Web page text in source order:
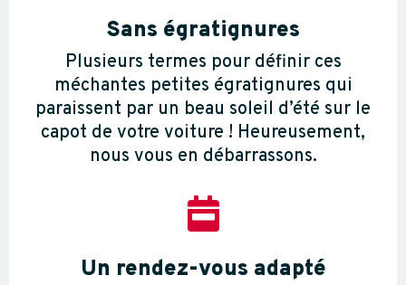
Sans égratignures
Plusieurs termes pour définir ces
méchantes petites égratignures qui
paraissent par un beau soleil d’été sur le
capot de votre voiture ! Heureusement,
nous vous en débarrassons.

Un rendez-vous adapté